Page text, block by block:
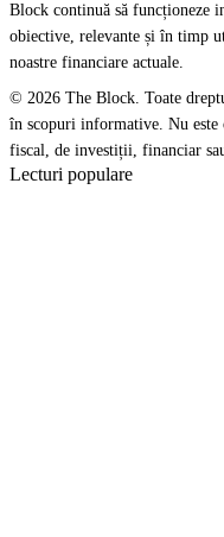
Block continuă să funcționeze
obiective, relevante și în timp
noastre financiare actuale.
© 2026 The Block. Toate
în scopuri informative. Nu este
fiscal, de investiții, financiar
Lecturi populare